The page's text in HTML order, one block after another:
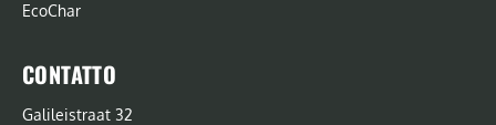
EcoChar
CONTATTO
Galileistraat 32